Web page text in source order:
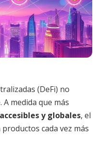
(DeFi) no
medida que más
y globales, el
cada vez más